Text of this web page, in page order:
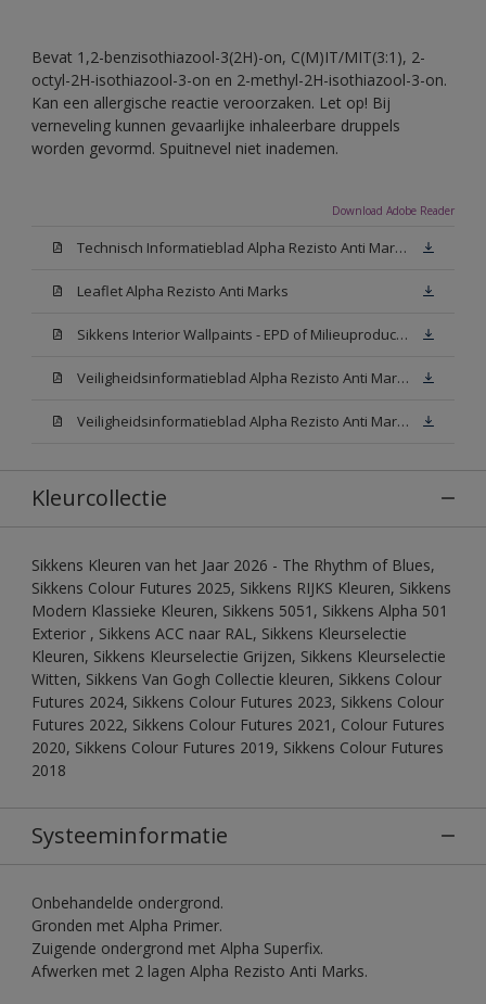
Bevat 1,2-benzisothiazool-3(2H)-on, C(M)IT/MIT(3:1), 2-
octyl-2H-isothiazool-3-on en 2-methyl-2H-isothiazool-3-on.
Kan een allergische reactie veroorzaken. Let op! Bij
verneveling kunnen gevaarlijke inhaleerbare druppels
worden gevormd. Spuitnevel niet inademen.
Download Adobe Reader
Technisch Informatieblad Alpha Rezisto Anti Marks (PDF)
Leaflet Alpha Rezisto Anti Marks
Sikkens Interior Wallpaints - EPD of Milieuproductverklaring
Veiligheidsinformatieblad Alpha Rezisto Anti Marks Mat White W05 (MSDS)
Veiligheidsinformatieblad Alpha Rezisto Anti Marks Mat N00 (MSDS)
Kleurcollectie
Sikkens Kleuren van het Jaar 2026 - The Rhythm of Blues,
Sikkens Colour Futures 2025, Sikkens RIJKS Kleuren, Sikkens
Modern Klassieke Kleuren, Sikkens 5051, Sikkens Alpha 501
Exterior , Sikkens ACC naar RAL, Sikkens Kleurselectie
Kleuren, Sikkens Kleurselectie Grijzen, Sikkens Kleurselectie
Witten, Sikkens Van Gogh Collectie kleuren, Sikkens Colour
Futures 2024, Sikkens Colour Futures 2023, Sikkens Colour
Futures 2022, Sikkens Colour Futures 2021, Colour Futures
2020, Sikkens Colour Futures 2019, Sikkens Colour Futures
2018
Systeeminformatie
Onbehandelde ondergrond.
Gronden met Alpha Primer.
Zuigende ondergrond met Alpha Superfix.
Afwerken met 2 lagen Alpha Rezisto Anti Marks.